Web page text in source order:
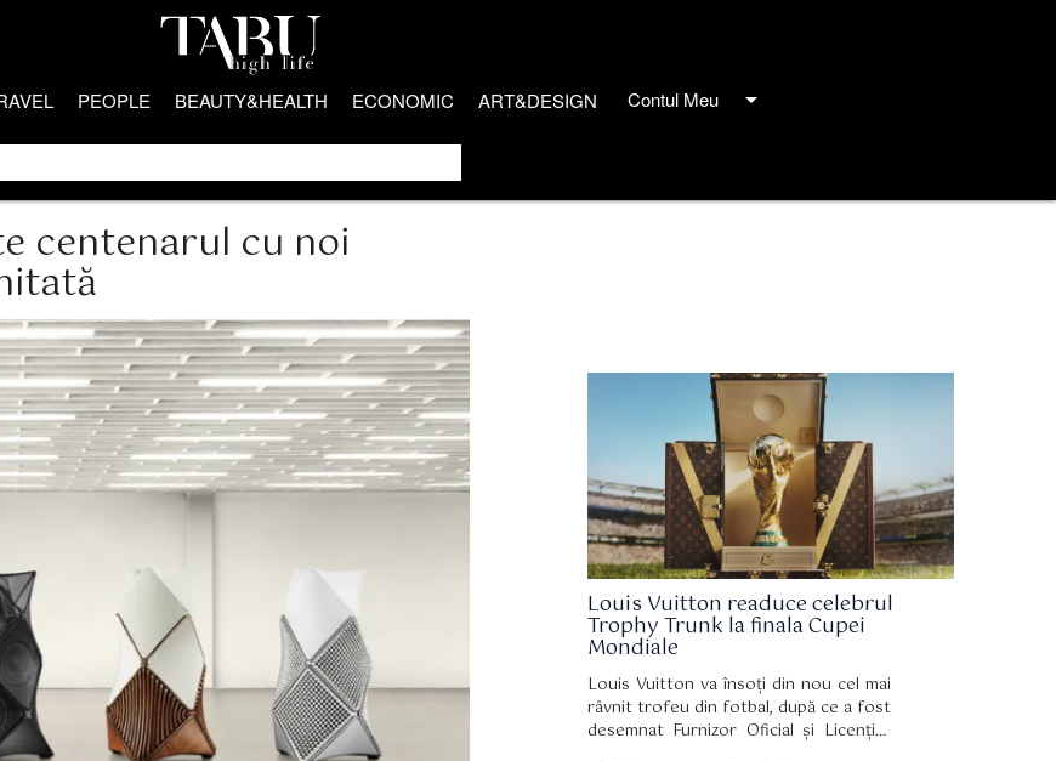
PEOPLE BEAUTY&HEALTH ECONOMIC ART&DESIGN Contul Meu arrow_drop_down
centenarul cu noi
Louis Vuitton readuce celebrul
Trophy Trunk la finala Cupei
Mondiale
Louis Vuitton va însoți din nou cel mai
râvnit trofeu din fotbal, după ce a fost
desemnat Furnizor Oficial și Licențiat